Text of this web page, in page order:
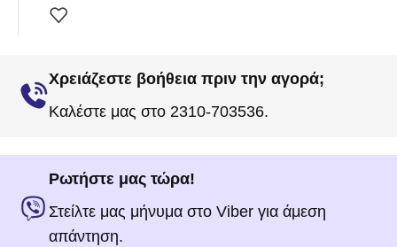
Χρειάζεστε βοήθεια πριν την αγορά;
Καλέστε μας στο 2310-703536.
Ρωτήστε μας τώρα!
Στείλτε μας μήνυμα στο Viber για άμεση
απάντηση.